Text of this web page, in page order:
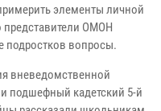
элементы личной
представители ОМОН
подростков вопросы.
вневедомственной
подшефный кадетский 5-й